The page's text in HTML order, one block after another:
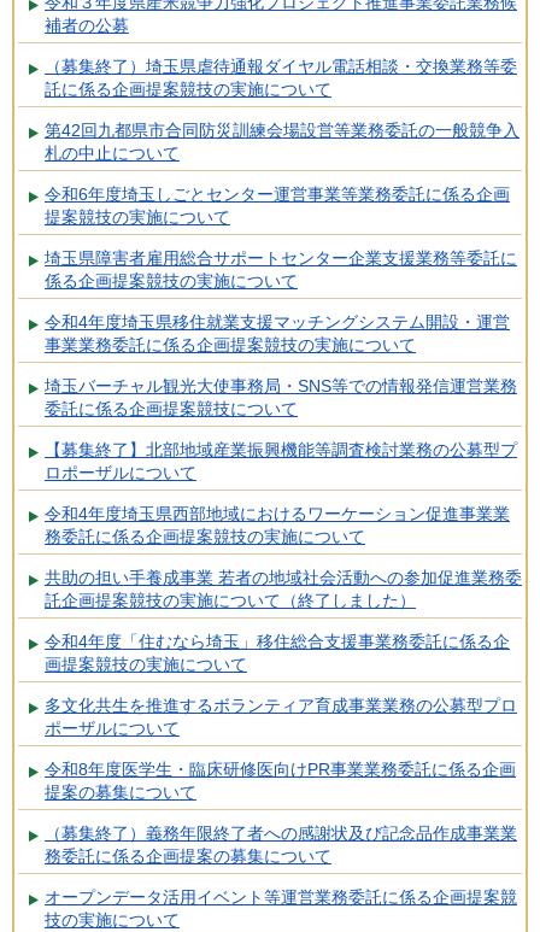
補者の公募
（募集終了）埼玉県虐待通報ダイヤル電話相談・交換業務等委
託に係る企画提案競技の実施について
第42回九都県市合同防災訓練会場設営等業務委託の一般競争入
札の中止について
令和6年度埼玉しごとセンター運営事業等業務委託に係る企画
提案競技の実施について
埼玉県障害者雇用総合サポートセンター企業支援業務等委託に
係る企画提案競技の実施について
令和4年度埼玉県移住就業支援マッチングシステム開設・運営
事業業務委託に係る企画提案競技の実施について
埼玉バーチャル観光大使事務局・SNS等での情報発信運営業務
委託に係る企画提案競技について
【募集終了】北部地域産業振興機能等調査検討業務の公募型プ
ロポーザルについて
令和4年度埼玉県西部地域におけるワーケーション促進事業業
務委託に係る企画提案競技の実施について
共助の担い手養成事業 若者の地域社会活動への参加促進業務委
託企画提案競技の実施について（終了しました）
令和4年度「住むなら埼玉」移住総合支援事業務委託に係る企
画提案競技の実施について
多文化共生を推進するボランティア育成事業業務の公募型プロ
ポーザルについて
令和8年度医学生・臨床研修医向けPR事業業務委託に係る企画
提案の募集について
（募集終了）義務年限終了者への感謝状及び記念品作成事業業
務委託に係る企画提案の募集について
オープンデータ活用イベント等運営業務委託に係る企画提案競
技の実施について